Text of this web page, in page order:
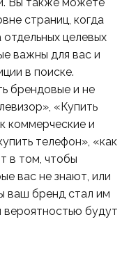
страниц, когда
целевых
важны для вас и
в поиске.
брендовые и не
«Купить
коммерческие и
телефон», «как
в том, чтобы
вас не знают, или
ваш бренд стал им
вероятностью будут